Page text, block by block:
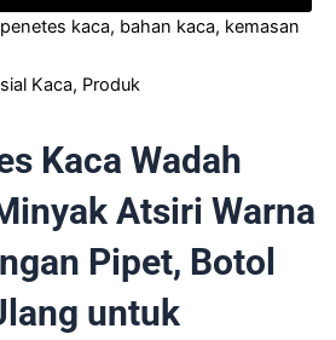
kaca, bahan kaca, kemasan
Kaca, Produk
Kaca Wadah
Atsiri Warna
Pipet, Botol
untuk